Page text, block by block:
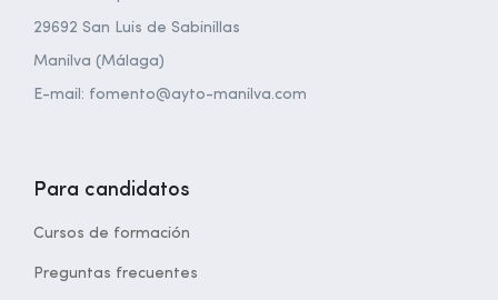
29692 San Luis de Sabinillas
Manilva (Málaga)
E-mail: fomento@ayto-manilva.com
Para candidatos
Cursos de formación
Preguntas frecuentes